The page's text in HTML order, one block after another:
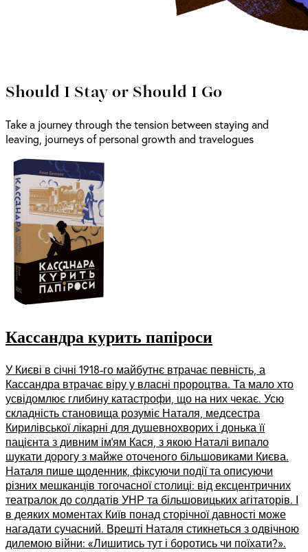
Should I Stay or Should I Go
Take a journey through the tension between staying and
leaving, journeys of personal growth and travelogues
Кассандра курить папіроси
У Києві в січні 1918-го майбутнє втрачає певність, а
Кассандра втрачає віру у власні пророцтва. Та мало хто
усвідомлює глибину катастрофи, що на них чекає. Усю
складність становища розуміє Наталя, медсестра
Кирилівської лікарні для душевнохворих і донька її
пацієнта з дивним ім’ям Кася, з якою Наталі випало
шукати дорогу з майже оточеного більшовиками Києва.
Наталя пише щоденник, фіксуючи події та описуючи
різних мешканців тогочасної столиці: від ексцентричних
театралок до солдатів УНР та більшовицьких агітаторів. І
в деяких моментах Київ понад сторічної давності може
нагадати сучасний. Врешті Наталя стикнеться з одвічною
дилемою війни: «Лишитись тут і боротись чи поїхати?».